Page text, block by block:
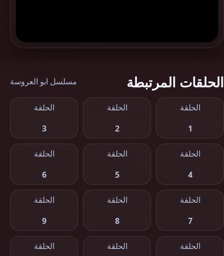
الحلقات المرتبطة مسلسل ابو العروسة
الحلقة
1
الحلقة
2
الحلقة
3
الحلقة
4
الحلقة
5
الحلقة
6
الحلقة
7
الحلقة
8
الحلقة
9
الحلقة
الحلقة
الحلقة